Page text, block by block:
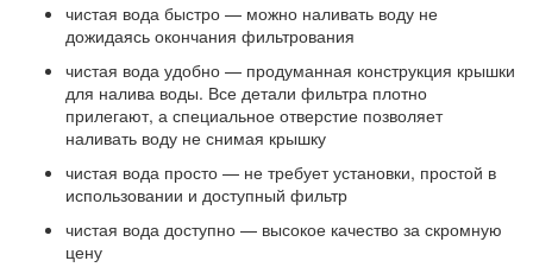
чистая вода быстро — можно наливать воду не
дожидаясь окончания фильтрования
чистая вода удобно — продуманная конструкция крышки
для налива воды. Все детали фильтра плотно
прилегают, а специальное отверстие позволяет
наливать воду не снимая крышку
чистая вода просто — не требует установки, простой в
использовании и доступный фильтр
чистая вода доступно — высокое качество за скромную
цену